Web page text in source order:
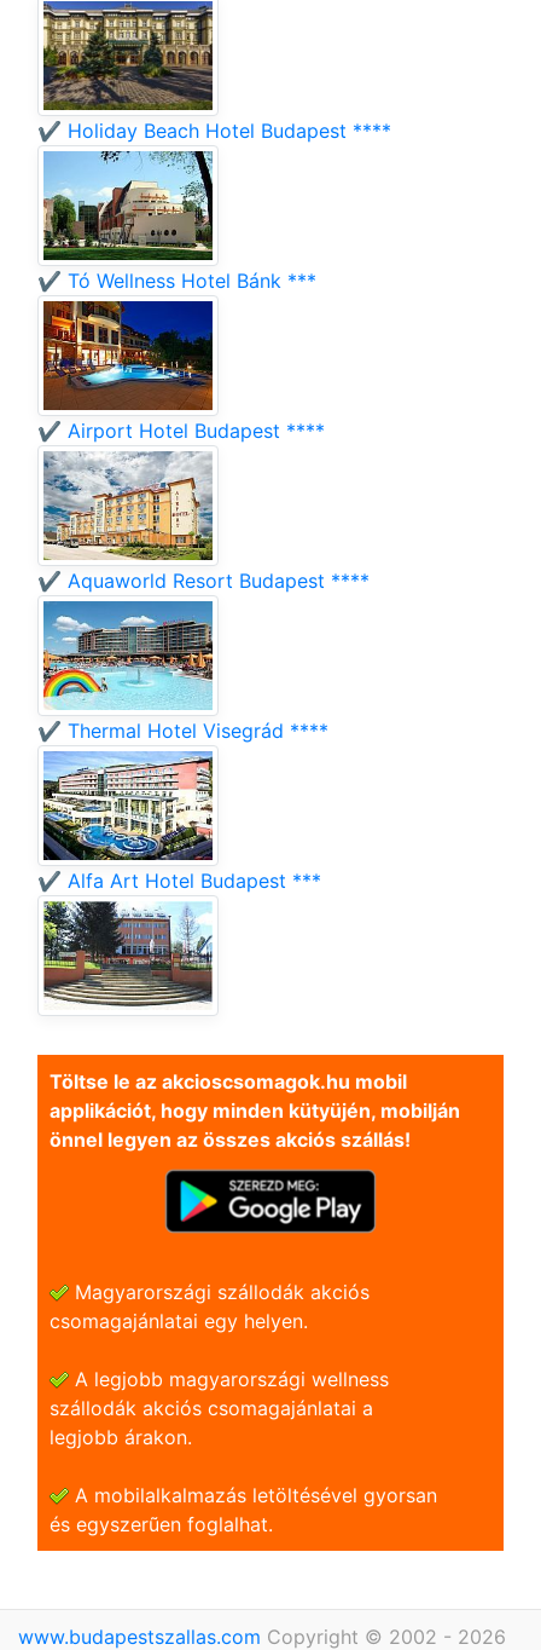
✔️ Holiday Beach Hotel Budapest ****
✔️ Tó Wellness Hotel Bánk ***
✔️ Airport Hotel Budapest ****
✔️ Aquaworld Resort Budapest ****
✔️ Thermal Hotel Visegrád ****
✔️ Alfa Art Hotel Budapest ***
Töltse le az akcioscsomagok.hu mobil
applikációt, hogy minden kütyüjén, mobilján
önnel legyen az összes akciós szállás!
Magyarországi szállodák akciós
csomagajánlatai egy helyen.
A legjobb magyarországi wellness
szállodák akciós csomagajánlatai a
legjobb árakon.
A mobilalkalmazás letöltésével gyorsan
és egyszerũen foglalhat.
www.budapestszallas.com Copyright © 2002 - 2026